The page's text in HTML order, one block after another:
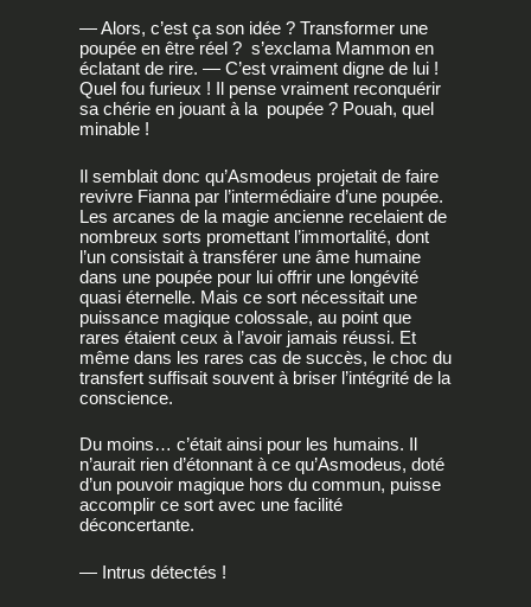
— Alors, c’est ça son idée ? Transformer une
poupée en être réel ? s’exclama Mammon en
éclatant de rire. — C’est vraiment digne de lui !
Quel fou furieux ! Il pense vraiment reconquérir
sa chérie en jouant à la poupée ? Pouah, quel
minable !
Il semblait donc qu’Asmodeus projetait de faire
revivre Fianna par l’intermédiaire d’une poupée.
Les arcanes de la magie ancienne recelaient de
nombreux sorts promettant l’immortalité, dont
l’un consistait à transférer une âme humaine
dans une poupée pour lui offrir une longévité
quasi éternelle. Mais ce sort nécessitait une
puissance magique colossale, au point que
rares étaient ceux à l’avoir jamais réussi. Et
même dans les rares cas de succès, le choc du
transfert suffisait souvent à briser l’intégrité de la
conscience.
Du moins… c’était ainsi pour les humains. Il
n’aurait rien d’étonnant à ce qu’Asmodeus, doté
d’un pouvoir magique hors du commun, puisse
accomplir ce sort avec une facilité
déconcertante.
— Intrus détectés !